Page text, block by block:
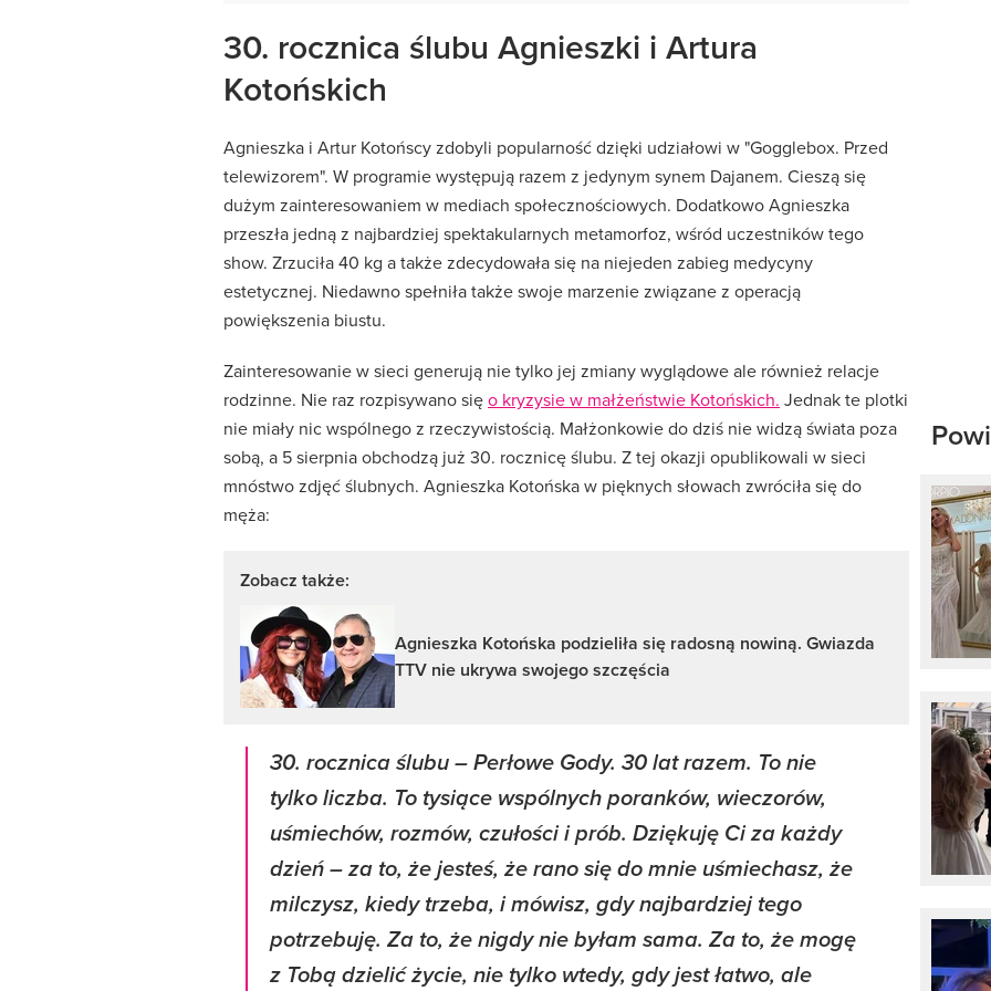
30. rocznica ślubu Agnieszki i Artura
Kotońskich
Agnieszka i Artur Kotońscy zdobyli popularność dzięki udziałowi w "Gogglebox. Przed
telewizorem". W programie występują razem z jedynym synem Dajanem. Cieszą się
dużym zainteresowaniem w mediach społecznościowych. Dodatkowo Agnieszka
przeszła jedną z najbardziej spektakularnych metamorfoz, wśród uczestników tego
show. Zrzuciła 40 kg a także zdecydowała się na niejeden zabieg medycyny
estetycznej. Niedawno spełniła także swoje marzenie związane z operacją
powiększenia biustu.
Zainteresowanie w sieci generują nie tylko jej zmiany wyglądowe ale również relacje
rodzinne. Nie raz rozpisywano sięo kryzysie w małżeństwie Kotońskich. Jednak te plotki
nie miały nic wspólnego z rzeczywistością. Małżonkowie do dziś nie widzą świata poza
sobą, a 5 sierpnia obchodzą już 30. rocznicę ślubu. Z tej okazji opublikowali w sieci
mnóstwo zdjęć ślubnych. Agnieszka Kotońska w pięknych słowach zwróciła się do
męża:
Zobacz także:
Agnieszka Kotońska podzieliła się radosną nowiną. Gwiazda
TTV nie ukrywa swojego szczęścia
30. rocznica ślubu – Perłowe Gody. 30 lat razem. To nie
tylko liczba. To tysiące wspólnych poranków, wieczorów,
uśmiechów, rozmów, czułości i prób. Dziękuję Ci za każdy
dzień – za to, że jesteś, że rano się do mnie uśmiechasz, że
milczysz, kiedy trzeba, i mówisz, gdy najbardziej tego
potrzebuję. Za to, że nigdy nie byłam sama. Za to, że mogę
z Tobą dzielić życie, nie tylko wtedy, gdy jest łatwo, ale